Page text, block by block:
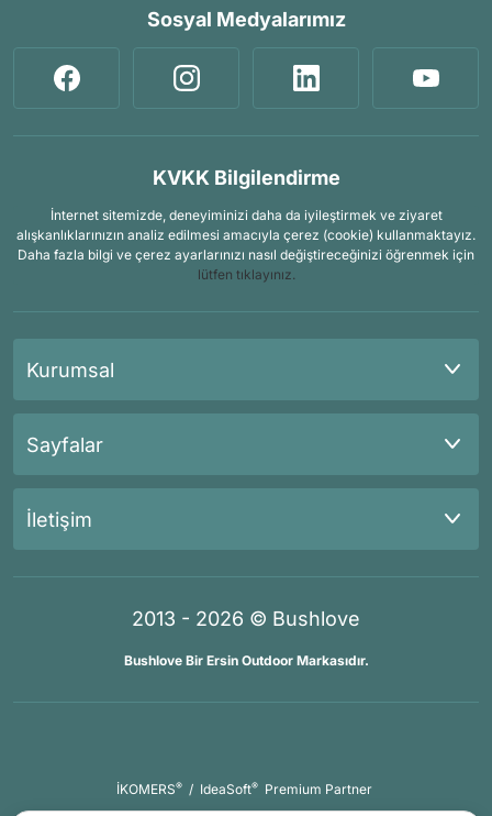
Sosyal Medyalarımız
KVKK Bilgilendirme
İnternet sitemizde, deneyiminizi daha da iyileştirmek ve ziyaret
alışkanlıklarınızın analiz edilmesi amacıyla çerez (cookie) kullanmaktayız.
Daha fazla bilgi ve çerez ayarlarınızı nasıl değiştireceğinizi öğrenmek için
lütfen tıklayınız.
Kurumsal
Sayfalar
İletişim
2013 - 2026 © Bushlove
Bushlove Bir Ersin Outdoor Markasıdır.
İKOMERS® / IdeaSoft® Premium Partner